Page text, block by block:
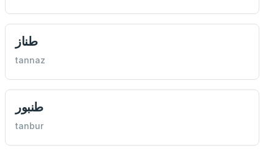
طناز
tannaz
طنبور
tanbur